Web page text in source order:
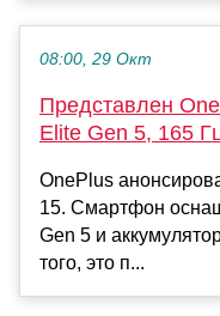
08:00, 29 Окт
Представлен
Elite Gen 5, 165
OnePlus
15. Смартфон
Gen 5 и
того, это п...